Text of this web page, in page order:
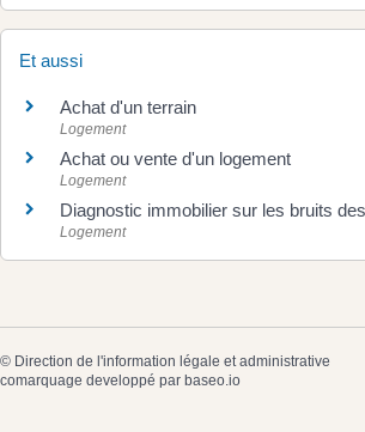
Et aussi
Achat d'un terrain
Logement
Achat ou vente d'un logement
Logement
Diagnostic immobilier sur les bruits
Logement
© Direction de l'information légale et administrative
comarquage developpé par baseo.io